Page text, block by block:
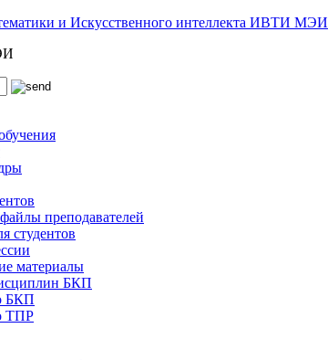
и Искусственного интеллекта ИВТИ МЭИ
преподавателей
студентов
материалы
БКП
БКП
ТПР